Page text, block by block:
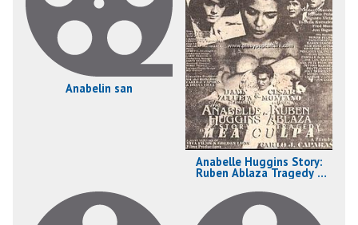
Anabelin san
Anabelle Huggins Story:
Ruben Ablaza Tragedy -